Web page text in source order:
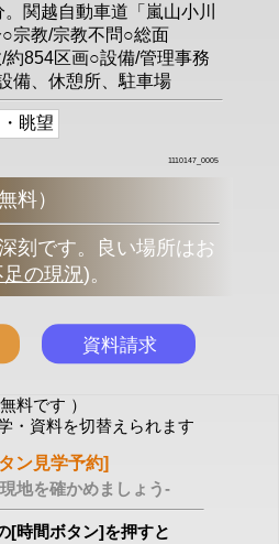
関越自動車道「嵐山小川
宗教/宗教不問○総面
854区画○設備/管理事務
備、休憩所、駐車場
眺望
1110147_0005
料）
刻です。良い場所はお
の現況)。
無料です ）
・資料を切替えられます
ン見学予約]
地を確かめましょう-
[時間ボタン]を押すと